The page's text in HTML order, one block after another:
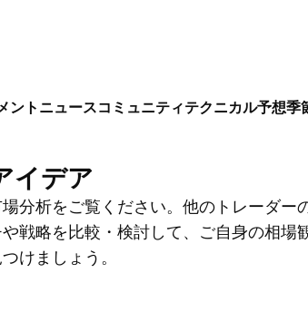
ント ニュースコミュニティテクニカル予想季
イデア
分析をご覧ください。他のトレーダー
戦略を比較・検討して、ご自身の相場
けましょう。